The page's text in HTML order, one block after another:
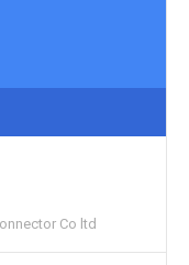
Co ltd